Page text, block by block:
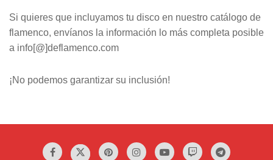
Si quieres que incluyamos tu disco en nuestro catálogo de
flamenco, envíanos la información lo más completa posible
a info[@]deflamenco.com
¡No podemos garantizar su inclusión!